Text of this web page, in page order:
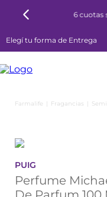
6 cuotas
Elegí tu forma de Entrega
Fragancias
PUIG
Perfume